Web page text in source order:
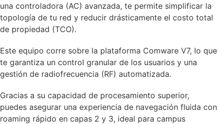
una controladora (AC) avanzada, te permite simplificar la
topología de tu red y reducir drásticamente el costo total
de propiedad (TCO).
Este equipo corre sobre la plataforma Comware V7, lo que
te garantiza un control granular de los usuarios y una
gestión de radiofrecuencia (RF) automatizada.
Gracias a su capacidad de procesamiento superior,
puedes asegurar una experiencia de navegación fluida con
roaming rápido en capas 2 y 3, ideal para campus